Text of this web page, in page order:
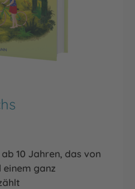
10 Jahren, das von
ganz